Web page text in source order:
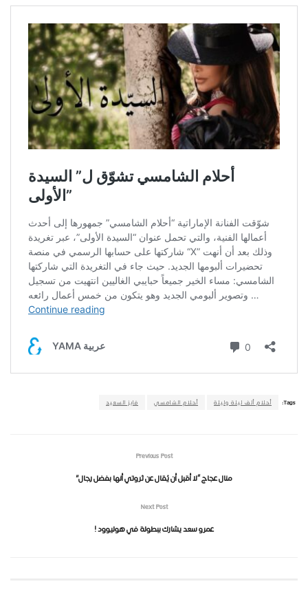
Tags: أحلام ألف ليلة وليلة أحلام الشامسي فايز السعيد
Previous Post
منال عجاج “لا أقبل أن يُقال عن ثروتي أنها بفضل رجال”
Next Post
عمرو سعد يشارك ببطولة في هوليوود !